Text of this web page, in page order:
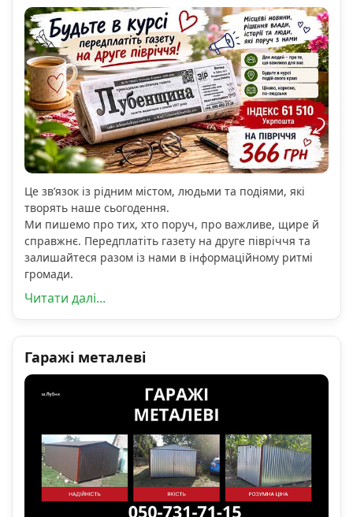
Це зв’язок із рідним містом, людьми та подіями, які
творять наше сьогодення.
Ми пишемо про тих, хто поруч, про важливе, щире й
справжнє. Передплатіть газету на друге півріччя та
залишайтеся разом із нами в інформаційному ритмі
громади.
Читати далі...
Гаражі металеві